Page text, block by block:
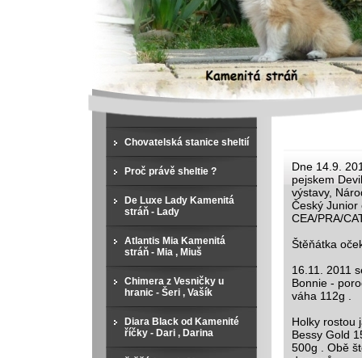
Dne 14.9.
pejskem
výstavy,
Český Junior
CEA/PRA/
Štěňátka
16.11. 2011
Bonnie -
váha 112g .
Holky rostou
Bessy Gold
500g . Obě
Chovatelská stanice sheltií
Proč právě sheltie ?
De Luxe Lady Kamenitá
stráň - Lady
Atlantis Mia Kamenitá
stráň - Mia , Miuš
Chimera z Vesničky u
hranic - Šeri , Vašík
Diara Black od Kamenité
říčky - Dari , Darina